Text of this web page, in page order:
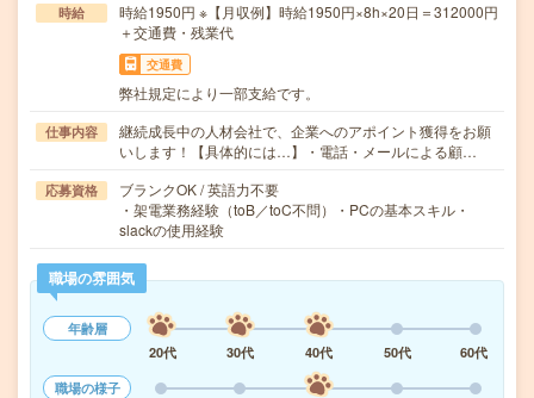
時給
時給1950円 ※【月収例】時給1950円×8h×20日＝312000円
＋交通費・残業代
交通費
弊社規定により一部支給です。
仕事内容
継続成長中の人材会社で、企業へのアポイント獲得をお願
いします！【具体的には…】・電話・メールによる顧…
応募資格
ブランクOK / 英語力不要
・架電業務経験（toB／toC不問）・PCの基本スキル・
slackの使用経験
職場の雰囲気
年齢層
20代
30代 40代 50代
60代
職場の様子